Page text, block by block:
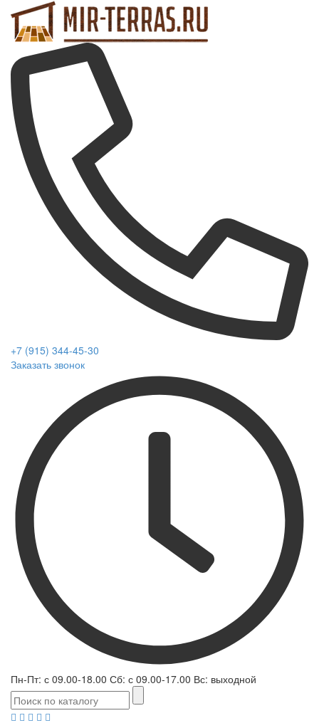
+7 (915) 344-45-30
Заказать звонок
Пн-Пт: с 09.00-18.00 Сб: с 09.00-17.00 Вс: выходной